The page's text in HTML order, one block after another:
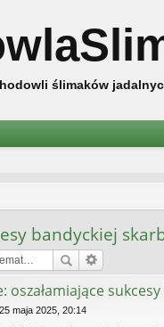
ślimaków
bandyckiej
oszałamiające
25 maja 2025, 20:14